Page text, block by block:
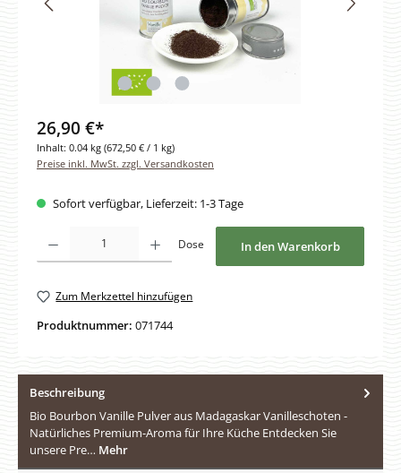
26,90 €*
Inhalt: 0.04 kg (672,50 € / 1 kg)
Preise inkl. MwSt. zzgl. Versandkosten
Sofort verfügbar, Lieferzeit: 1-3 Tage
Produkt Anzahl: Gib den gewünschten Wert ein oder benutze die
Dose In den Warenkorb
Zum Merkzettel hinzufügen
Produktnummer: 071744
Beschreibung
Bio Bourbon Vanille Pulver aus Madagaskar Vanilleschoten -
Natürliches Premium-Aroma für Ihre Küche Entdecken Sie
unsere Pre… Mehr